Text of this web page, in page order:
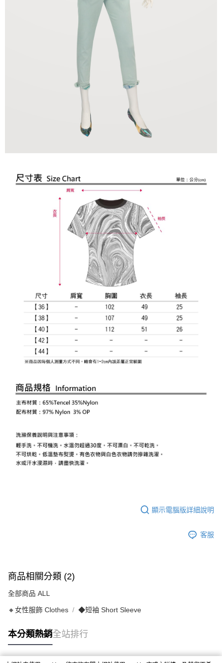
顯示電腦版詳細說明
客服
商品相關分類 (2)
全部商品 ALL
🔸女性服飾 Clothes ◆短袖 Short Sleeve
本分類熱銷全站排行